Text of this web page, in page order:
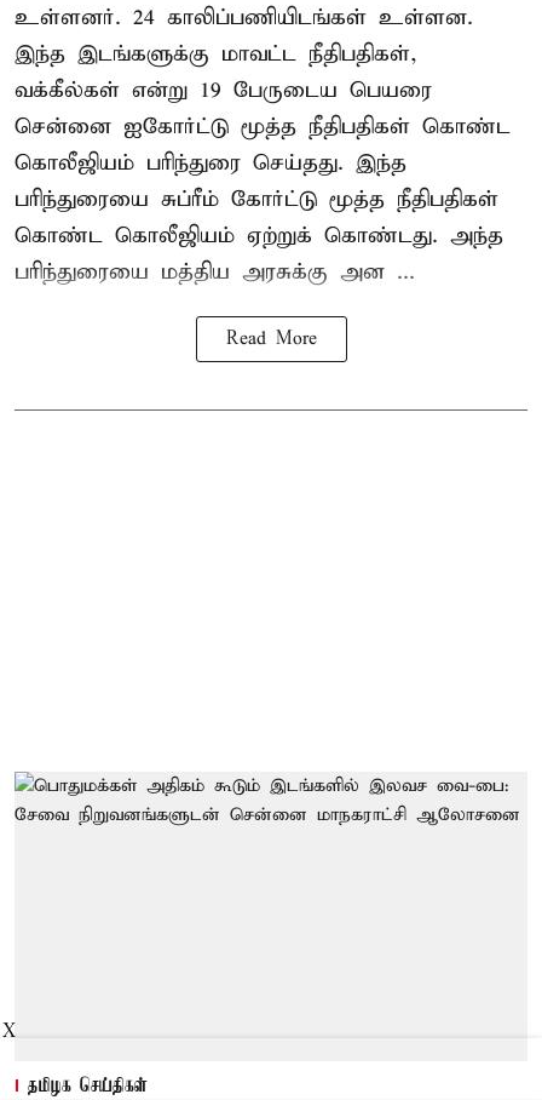
உள்ளனர். 24 காலிப்பணியிடங்கள் உள்ளன.
இந்த இடங்களுக்கு மாவட்ட நீதிபதிகள்,
வக்கீல்கள் என்று 19 பேருடைய பெயரை
சென்னை ஐகோர்ட்டு மூத்த நீதிபதிகள் கொண்ட
கொலீஜியம் பரிந்துரை செய்தது. இந்த
பரிந்துரையை சுப்ரீம் கோர்ட்டு மூத்த நீதிபதிகள்
கொண்ட கொலீஜியம் ஏற்றுக் கொண்டது. அந்த
பரிந்துரையை மத்திய அரசுக்கு அன ...
Read More
தமிழக செய்திகள்
X